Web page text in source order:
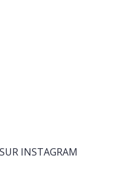
INSTAGRAM